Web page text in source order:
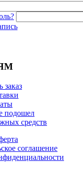
заказ
подошел
средств
соглашение